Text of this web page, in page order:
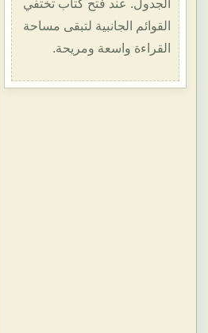
الجدول. عند فتح كتاب تختفي
القوائم الجانبية لتبقى مساحة
القراءة واسعة ومريحة.